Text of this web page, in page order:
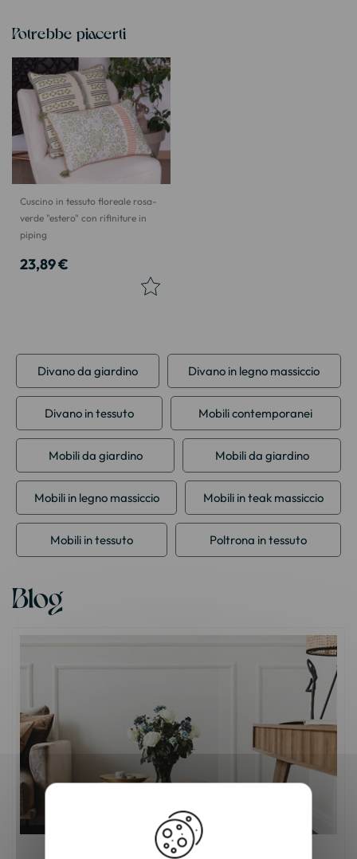
Potrebbe piacerti
Cuscino in tessuto floreale rosa-
verde "estero" con rifiniture in
piping
23,89 €
Divano da giardino Divano in legno massiccio
Divano in tessuto Mobili contemporanei
Mobili da giardino Mobili da giardino
Mobili in legno massiccio Mobili in teak massiccio
Mobili in tessuto Poltrona in tessuto
Blog